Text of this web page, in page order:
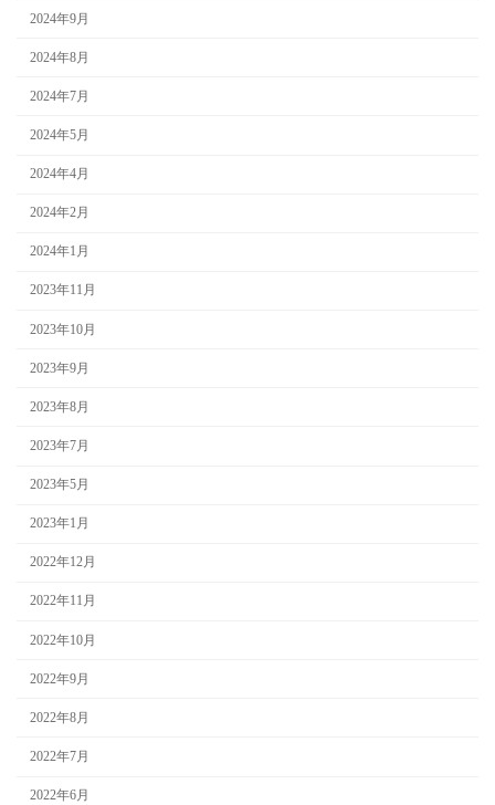
2024年9月
2024年8月
2024年7月
2024年5月
2024年4月
2024年2月
2024年1月
2023年11月
2023年10月
2023年9月
2023年8月
2023年7月
2023年5月
2023年1月
2022年12月
2022年11月
2022年10月
2022年9月
2022年8月
2022年7月
2022年6月